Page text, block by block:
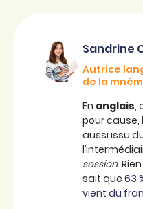
Sandrine
Autrice
de la
En anglais,
pour cause,
aussi issu
session.
sait que 63
vient du